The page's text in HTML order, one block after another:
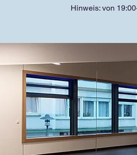
Hinweis: von